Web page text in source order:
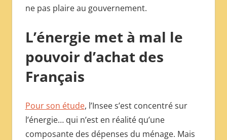
ne pas plaire au gouvernement.
L’énergie met à mal le
pouvoir d’achat des
Français
Pour son étude, l’Insee s’est concentré sur
l’énergie… qui n’est en réalité qu’une
composante des dépenses du ménage. Mais